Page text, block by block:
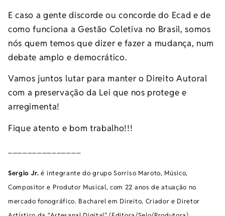
E caso a gente discorde ou concorde do Ecad e de
como funciona a Gestão Coletiva no Brasil, somos
nós quem temos que dizer e fazer a mudança, num
debate amplo e democrático.
Vamos juntos lutar para manter o Direito Autoral
com a preservação da Lei que nos protege e
arregimenta!
Fique atento e bom trabalho!!!
Sergio Jr. é integrante do grupo Sorriso Maroto, Músico,
Compositor e Produtor Musical, com 22 anos de atuação no
mercado fonográfico. Bacharel em Direito, Criador e Diretor